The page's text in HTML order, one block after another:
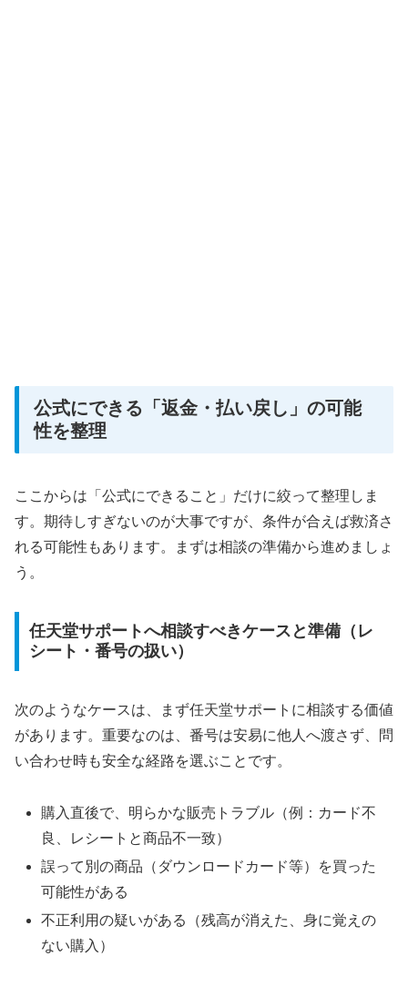
公式にできる「返金・払い戻し」の可能
性を整理
ここからは「公式にできること」だけに絞って整理しま
す。期待しすぎないのが大事ですが、条件が合えば救済さ
れる可能性もあります。まずは相談の準備から進めましょ
う。
任天堂サポートへ相談すべきケースと準備（レ
シート・番号の扱い）
次のようなケースは、まず任天堂サポートに相談する価値
があります。重要なのは、番号は安易に他人へ渡さず、問
い合わせ時も安全な経路を選ぶことです。
購入直後で、明らかな販売トラブル（例：カード不
良、レシートと商品不一致）
誤って別の商品（ダウンロードカード等）を買った
可能性がある
不正利用の疑いがある（残高が消えた、身に覚えの
ない購入）